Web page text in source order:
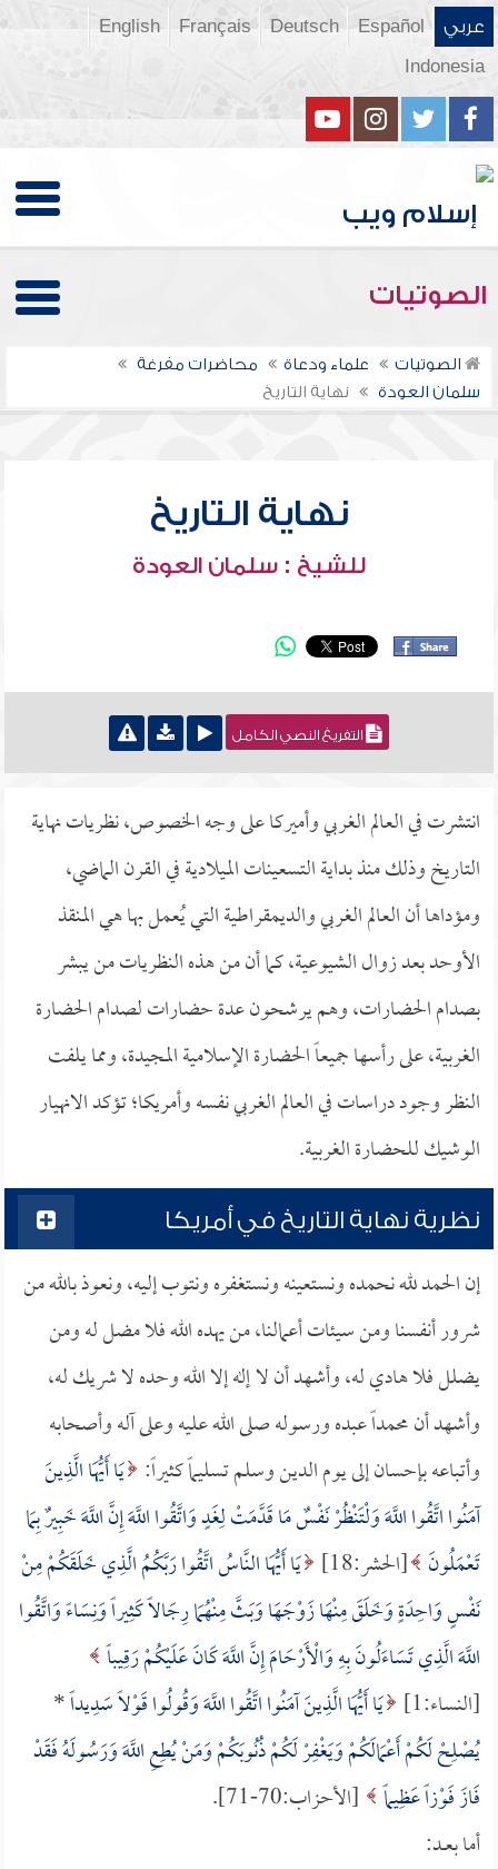
عربي Español
Deutsch
Français
English
Indonesia
الصوتيات
الصوتيات علماء ودعاة
محاضرات مفرغة
سلمان العودة
نهاية التاريخ
نهاية التاريخ
للشيخ : سلمان العودة
التفريغ النصي الكامل
انتشرت في العالم الغربي وأميركا على وجه الخصوص، نظريات نهاية
التاريخ وذلك منذ بداية التسعينات الميلادية في القرن الماضي،
ومؤداها أن العالم الغربي والديمقراطية التي يُعمل بها هي المنقذ
الأوحد بعد زوال الشيوعية، كما أن من هذه النظريات من يبشر
بصدام الحضارات، وهم يرشحون عدة حضارات لصدام الحضارة
الغربية، على رأسها جميعاً الحضارة الإسلامية المجيدة، ومما يلفت
النظر وجود دراسات في العالم الغربي نفسه وأمريكا؛ تؤكد الانهيار
الوشيك للحضارة الغربية.
نظرية نهاية التاريخ في أمريكا
إن الحمد لله نحمده ونستعينه ونستغفره ونتوب إليه، ونعوذ بالله من
شرور أنفسنا ومن سيئات أعمالنا، من يهده الله فلا مضل له ومن
يضلل فلا هادي له، وأشهد أن لا إله إلا الله وحده لا شريك له،
وأشهد أن محمداً عبده ورسوله صلى الله عليه وعلى آله وأصحابه
وأتباعه بإحسان إلى يوم الدين وسلم تسليماً كثيراً: يَا أَيُّهَا الَّذِينَ
آمَنُوا اتَّقُوا اللَّهَ وَلْتَنْظُرْ نَفْسٌ مَا قَدَّمَتْ لِغَدٍ وَاتَّقُوا اللَّهَ إِنَّ اللَّهَ خَبِيرٌ بِمَا
تَعْمَلُونَ [الحشر:18]
يَا أَيُّهَا النَّاسُ اتَّقُوا رَبَّكُمُ الَّذِي خَلَقَكُمْ مِنْ
نَفْسٍ وَاحِدَةٍ وَخَلَقَ مِنْهَا زَوْجَهَا وَبَثَّ مِنْهُمَا رِجَالاً كَثِيراً وَنِسَاءً وَاتَّقُوا
اللَّهَ الَّذِي تَسَاءَلُونَ بِهِ وَالْأَرْحَامَ إِنَّ اللَّهَ كَانَ عَلَيْكُمْ رَقِيباً
[النساء:1]
يَا أَيُّهَا الَّذِينَ آمَنُوا اتَّقُوا اللَّهَ وَقُولُوا قَوْلاً سَدِيداً*
يُصْلِحْ لَكُمْ أَعْمَالَكُمْ وَيَغْفِرْ لَكُمْ ذُنُوبَكُمْ وَمَنْ يُطِعِ اللَّهَ وَرَسُولَهُ فَقَدْ
فَازَ فَوْزاً عَظِيماً [الأحزاب:70-71].
أما بعــد: